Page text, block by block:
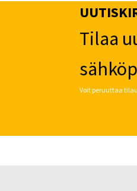
Tilaa
Voit peruuttaa